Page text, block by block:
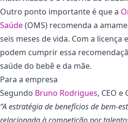
Outro ponto importante é que a
Saúde(OMS) recomenda a
seis meses de vida. Com a licença
podem cumprir essa
saúde do bebê e da mãe.
Para a empresa
Segundo Bruno Rodrigues, CEO
“A estratégia de benefícios de bem-